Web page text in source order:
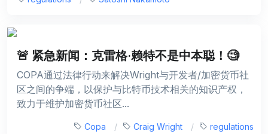
🚨 紧急新闻：克雷格·赖特不是中本聪！🧐
COPA通过法律行动来解决Wright与开发者/加密货币社
区之间的争端，以保护与比特币技术相关的知识产权，
致力于维护加密货币社区...
Copa Craig Wright regulations